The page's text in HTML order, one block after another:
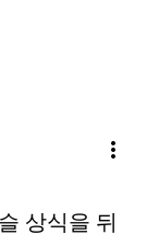
more_vert
상식을 뒤